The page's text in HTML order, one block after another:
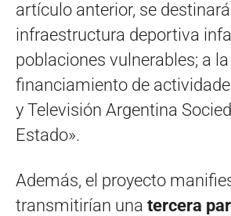
artículo anterior, se
infraestructura deportiva
poblaciones vulnerables; a la
financiamiento de
y Televisión Argentina
Estado».
Además, el proyecto
transmitirían una tercera